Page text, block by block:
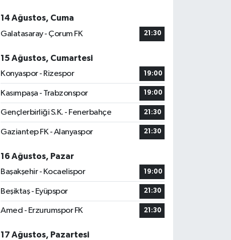
14 Ağustos, Cuma
Galatasaray - Çorum FK
21:30
15 Ağustos, Cumartesi
Konyaspor - Rizespor
19:00
Kasımpaşa - Trabzonspor 19:00
Gençlerbirliği S.K. - Fenerbahçe 21:30
Gaziantep FK - Alanyaspor 21:30
16 Ağustos, Pazar
Başakşehir - Kocaelispor
19:00
Beşiktaş - Eyüpspor 21:30
Amed - Erzurumspor FK 21:30
17 Ağustos, Pazartesi